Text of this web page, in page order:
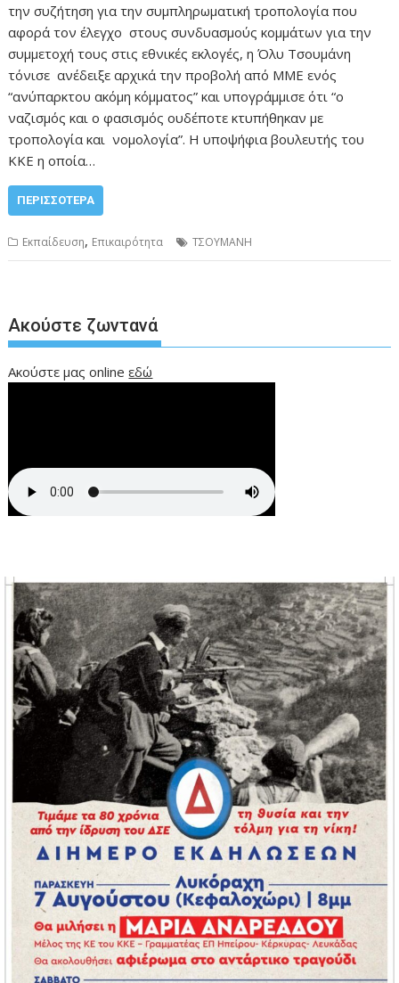
την συζήτηση για την συμπληρωματική τροπολογία που
αφορά τον έλεγχο στους συνδυασμούς κομμάτων για την
συμμετοχή τους στις εθνικές εκλογές, η Όλυ Τσουμάνη
τόνισε ανέδειξε αρχικά την προβολή από ΜΜΕ ενός
“ανύπαρκτου ακόμη κόμματος” και υπογράμμισε ότι “ο
ναζισμός και ο φασισμός ουδέποτε κτυπήθηκαν με
τροπολογία και νομολογία”. Η υποψήφια βουλευτής του
ΚΚΕ η οποία…
ΠΕΡΙΣΣΌΤΕΡΑ
Εκπαίδευση, Επικαιρότητα ΤΣΟΥΜΑΝΗ
Ακούστε ζωντανά
Ακούστε μας onlineεδώ